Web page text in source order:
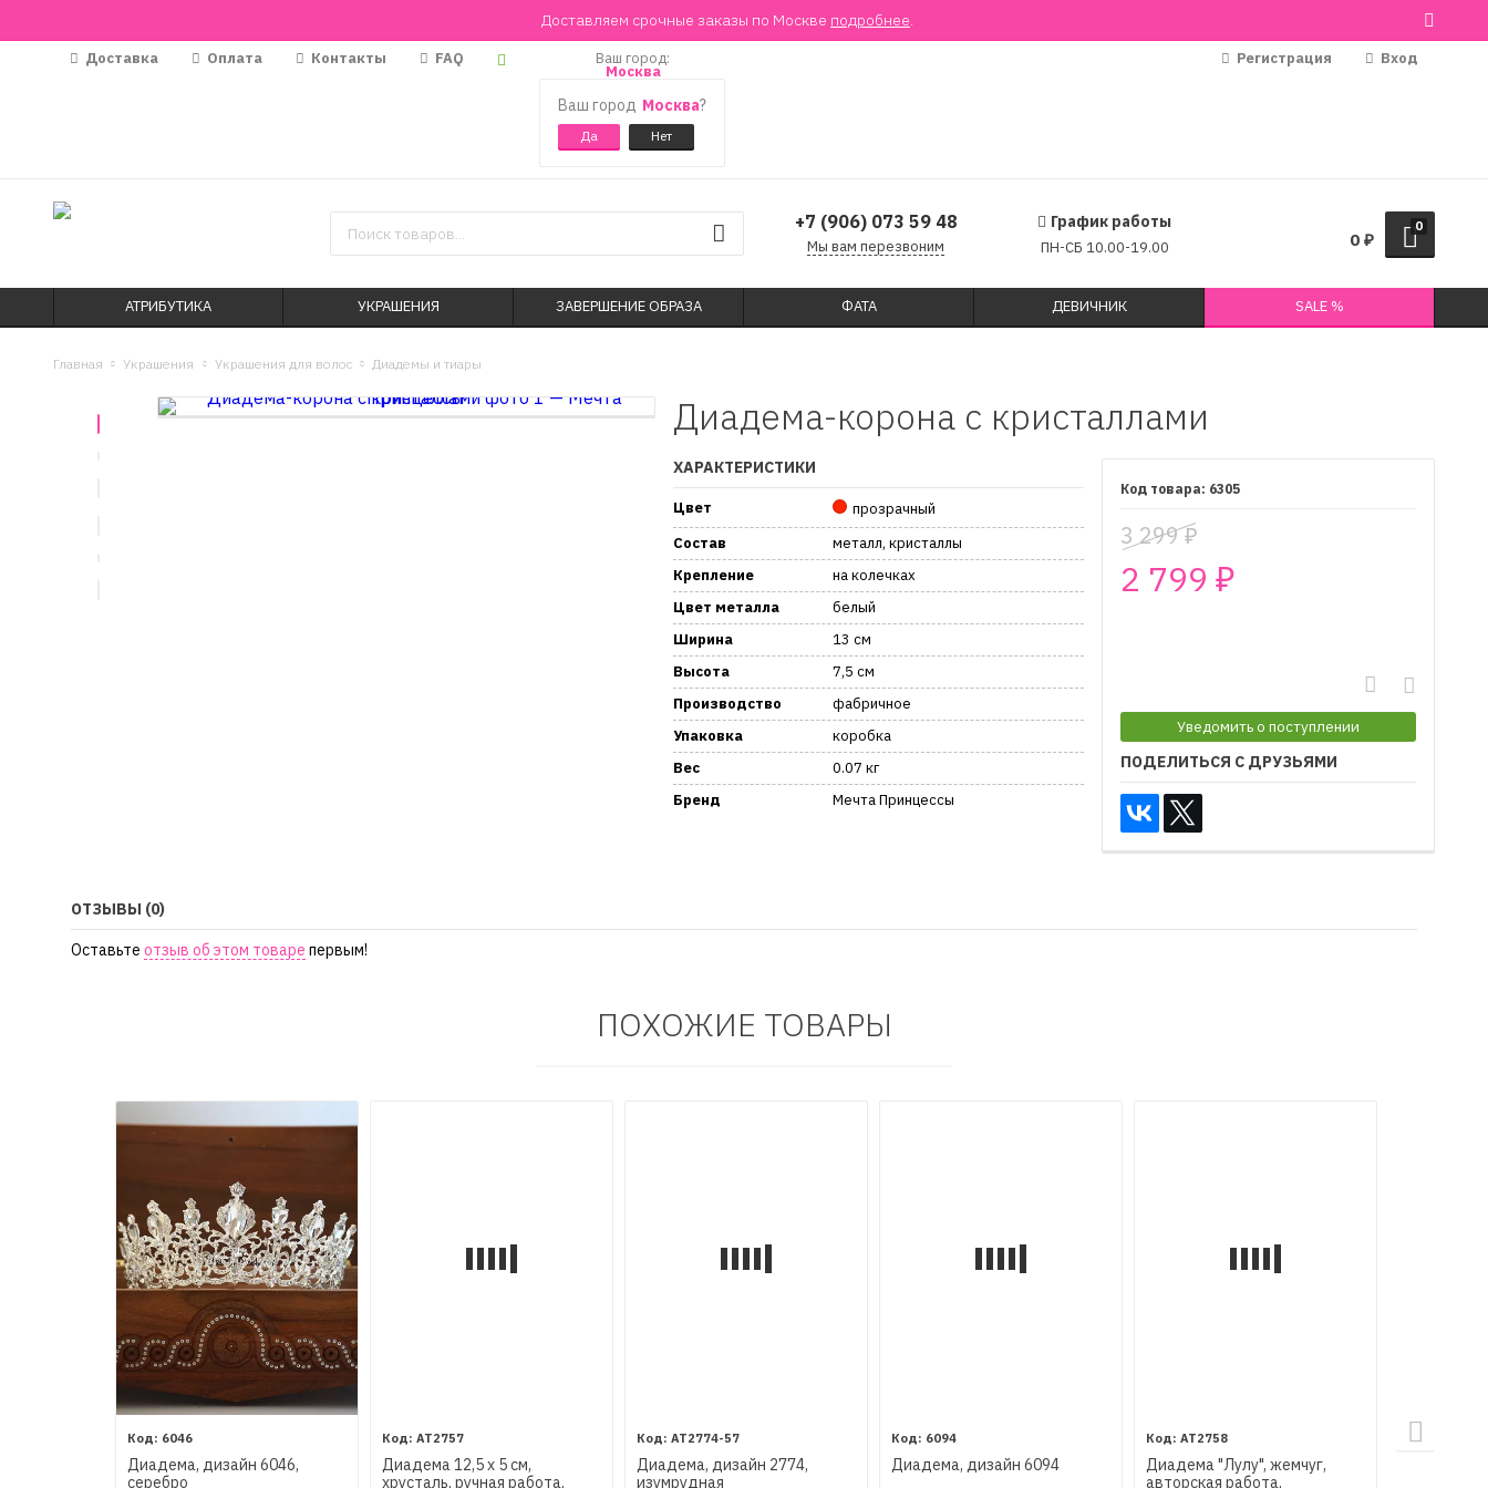
Доставляем срочные заказы по Москве подробнее.
Доставка Оплата Контакты FAQ Ваш город:
Москва
Ваш город Москва?
Регистрация Вход
+7 (906) 073 59 48
Мы вам перезвоним
График работы
ПН-СБ 10.00-19.00
0
0 ₽
АТРИБУТИКА УКРАШЕНИЯ ЗАВЕРШЕНИЕ ОБРАЗА ФАТА ДЕВИЧНИК SALE %
Главная Украшения Украшения для волос Диадемы и тиары
Диадема-корона с кристаллами
6305
3 299₽
2 799 ₽
Уведомить о поступлении
ПОДЕЛИТЬСЯ С ДРУЗЬЯМИ
ХАРАКТЕРИСТИКИ
Цвет
прозрачный
Состав
металл, кристаллы
Крепление
на колечках
Цвет металла
белый
Ширина
13 см
Высота
7,5 см
Производство
фабричное
Упаковка
коробка
Вес
0.07 кг
Бренд
Мечта Принцессы
ОТЗЫВЫ (0)
Оставьте отзыв об этом товаре первым!
ПОХОЖИЕ ТОВАРЫ
6046
Диадема, дизайн 6046,
серебро
AT2757
Диадема 12,5 х 5 см,
хрусталь, ручная работа,
AT2774-57
Диадема, дизайн 2774,
изумрудная
6094
Диадема, дизайн 6094
AT2758
Диадема "Лулу", жемчуг,
авторская работа,